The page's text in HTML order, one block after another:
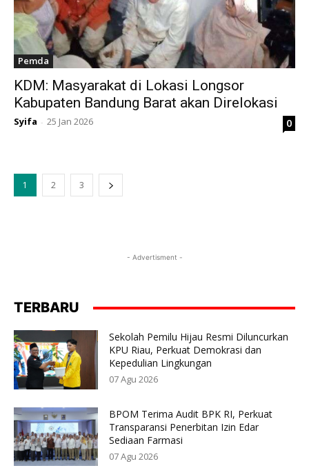
Pemda
KDM: Masyarakat di Lokasi Longsor
Kabupaten Bandung Barat akan Direlokasi
Syifa - 25 Jan 2026 0
1 2 3
- Advertisment -
TERBARU
Sekolah Pemilu Hijau Resmi Diluncurkan
KPU Riau, Perkuat Demokrasi dan
Kepedulian Lingkungan
07 Agu 2026
BPOM Terima Audit BPK RI, Perkuat
Transparansi Penerbitan Izin Edar
Sediaan Farmasi
07 Agu 2026